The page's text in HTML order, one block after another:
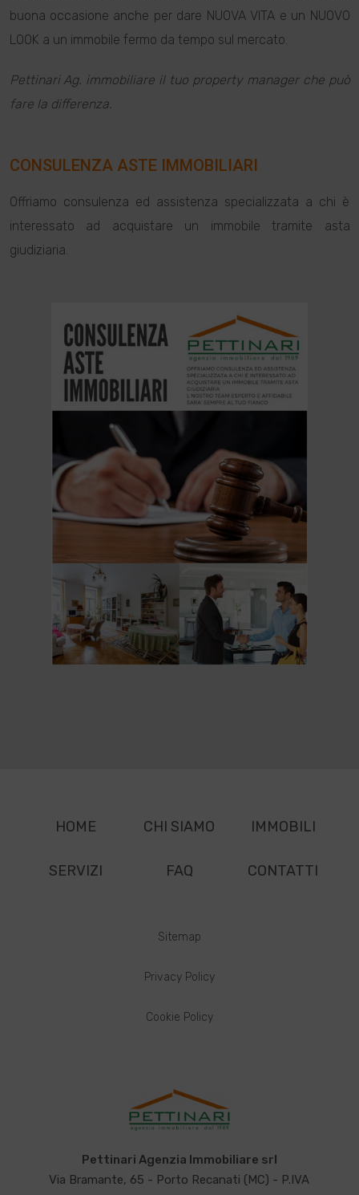
buona occasione anche per dare NUOVA VITA e un NUOVO
LOOK a un immobile fermo da tempo sul mercato.
Pettinari Ag. immobiliare il tuo property manager che può
fare la differenza.
CONSULENZA ASTE IMMOBILIARI
Offriamo consulenza ed assistenza specializzata a chi è
interessato ad acquistare un immobile tramite asta
giudiziaria.
HOME CHI SIAMO IMMOBILI
SERVIZI FAQ CONTATTI
Sitemap
Privacy Policy
Cookie Policy
Pettinari Agenzia Immobiliare srl
Via Bramante, 65 - Porto Recanati (MC) - P.IVA